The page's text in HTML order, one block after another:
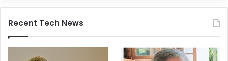
Recent Tech News